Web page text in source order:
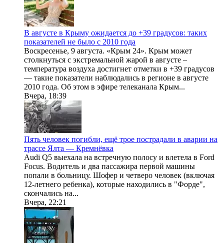
В августе в Крыму ожидается до +39 градусов: таких
показателей не было с 2010 года
Воскресенье, 9 августа. «Крым 24». Крым может
столкнуться с экстремальной жарой в августе –
температура воздуха достигнет отметки в +39 градусов
— такие показатели наблюдались в регионе в августе
2010 года. Об этом в эфире телеканала Крым...
Вчера, 18:39
Пять человек погибли, ещё трое пострадали в аварии на
трассе Ялта — Кремнёвка
Audi Q5 выехала на встречную полосу и влетела в Ford
Focus. Водитель и два пассажира первой машины
попали в больницу. Шофер и четверо человек (включая
12-летнего ребенка), которые находились в "Форде",
скончались на...
Вчера, 22:21